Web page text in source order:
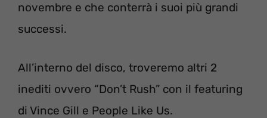
novembre e che conterrà i suoi più grandi
successi.
All’interno del disco, troveremo altri 2
inediti ovvero “Don’t Rush” con il featuring
di Vince Gill e People Like Us.